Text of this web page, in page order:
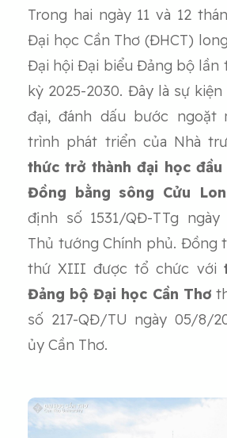
Trong hai ngày 11 và 12
Đại học Cần Thơ (ĐHCT)
Đại hội Đại biểu Đảng bộ lần
kỳ 2025-2030. Đây là sự
đại, đánh dấu bước ngoặt
trình phát triển của Nhà
thức trở thành đại học đầu
Đồng bằng sông Cửu
định số 1531/QĐ-TTg ngày
Thủ tướng Chính phủ. Đồng
thứ XIII được tổ chức với
Đảng bộ Đại học Cần Thơ
số 217-QĐ/TU ngày 05/8/
ủy Cần Thơ.